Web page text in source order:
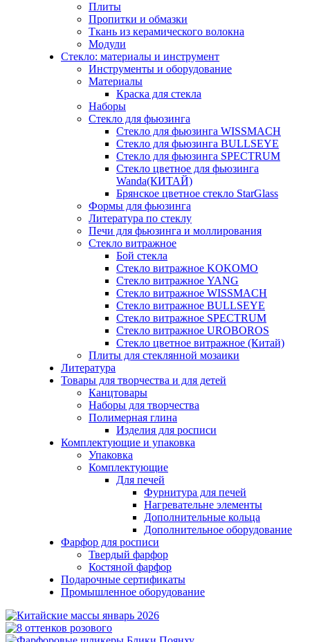
Плиты
Пропитки и обмазки
Ткань из керамического волокна
Модули
Стекло: материалы и инструмент
Инструменты и оборудование
Материалы
Краска для стекла
Наборы
Стекло для фьюзинга
Стекло для фьюзинга WISSMACH
Стекло для фьюзинга BULLSEYE
Стекло для фьюзинга SPECTRUM
Стекло цветное для фьюзинга
Wanda(КИТАЙ)
Брянское цветное стекло StarGlass
Формы для фьюзинга
Литература по стеклу
Печи для фьюзинга и моллирования
Стекло витражное
Бой стекла
Стекло витражное KOKOMO
Стекло витражное YANG
Стекло витражное WISSMACH
Стекло витражное BULLSEYE
Стекло витражное SPECTRUM
Стекло витражное UROBOROS
Стекло цветное витражное (Китай)
Плиты для стеклянной мозаики
Литература
Товары для творчества и для детей
Канцтовары
Наборы для творчества
Полимерная глина
Изделия для росписи
Комплектующие и упаковка
Упаковка
Комплектующие
Для печей
Фурнитура для печей
Нагревательне элементы
Дополнительные кольца
Дополнительное оборудование
Фарфор для росписи
Твердый фарфор
Костяной фарфор
Подарочные сертификаты
Промышленное оборудование